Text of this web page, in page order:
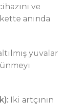
ve
anında
yuvalar
İki artçının